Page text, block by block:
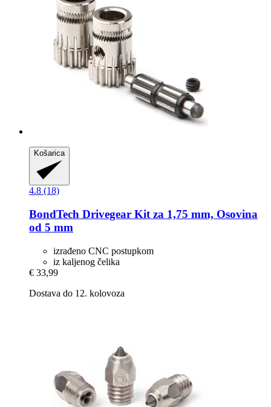
Košarica
4.8 (18)
BondTech Drivegear Kit za 1,75 mm, Osovina
od 5 mm
izrađeno CNC postupkom
iz kaljenog čelika
€ 33,99
Dostava do 12. kolovoza